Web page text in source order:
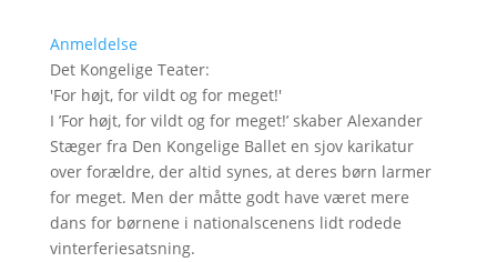
Anmeldelse
Det Kongelige Teater:
'For højt, for vildt og for meget!'
I ’For højt, for vildt og for meget!’ skaber Alexander
Stæger fra Den Kongelige Ballet en sjov karikatur
over forældre, der altid synes, at deres børn larmer
for meget. Men der måtte godt have været mere
dans for børnene i nationalscenens lidt rodede
vinterferiesatsning.